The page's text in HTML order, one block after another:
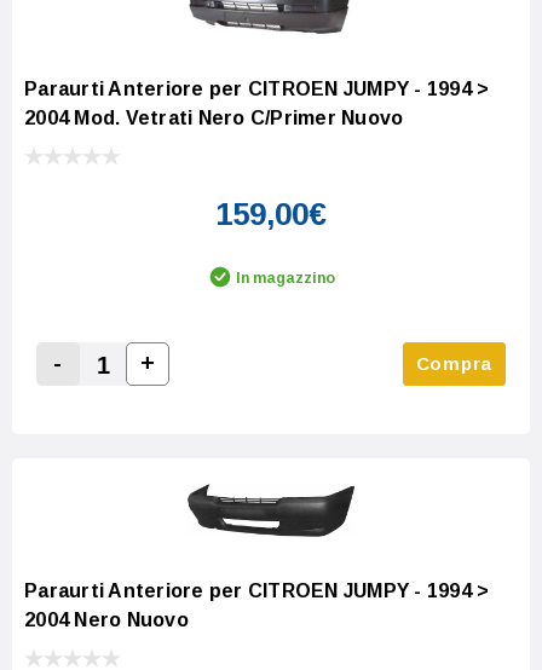
Paraurti Anteriore per CITROEN JUMPY - 1994 >
2004 Mod. Vetrati Nero C/Primer Nuovo
159,00€
In magazzino
Decrease Quantity:
-
Increase Quantity:
+ Compra
Paraurti Anteriore per CITROEN JUMPY - 1994 >
2004 Nero Nuovo